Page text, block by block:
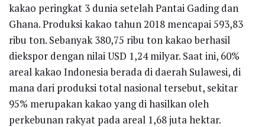
kakao peringkat 3 dunia setelah Pantai Gading dan
Ghana. Produksi kakao tahun 2018 mencapai 593,83
ribu ton. Sebanyak 380,75 ribu ton kakao berhasil
diekspor dengan nilai USD 1,24 milyar. Saat ini, 60%
areal kakao Indonesia berada di daerah Sulawesi, di
mana dari produksi total nasional tersebut, sekitar
95% merupakan kakao yang di hasilkan oleh
perkebunan rakyat pada areal 1,68 juta hektar.